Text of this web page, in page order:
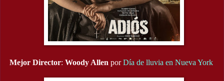
Mejor Director: Woody Allen porDía de lluvia en Nueva York